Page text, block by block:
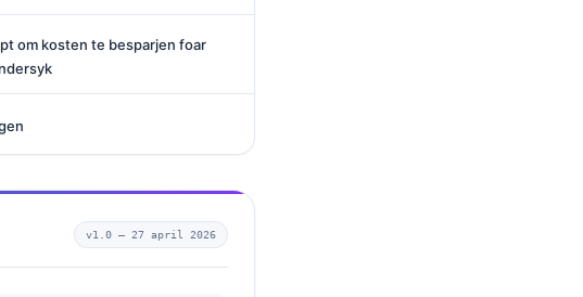
om kosten te besparjen foar
v1.0 — 27 april 2026